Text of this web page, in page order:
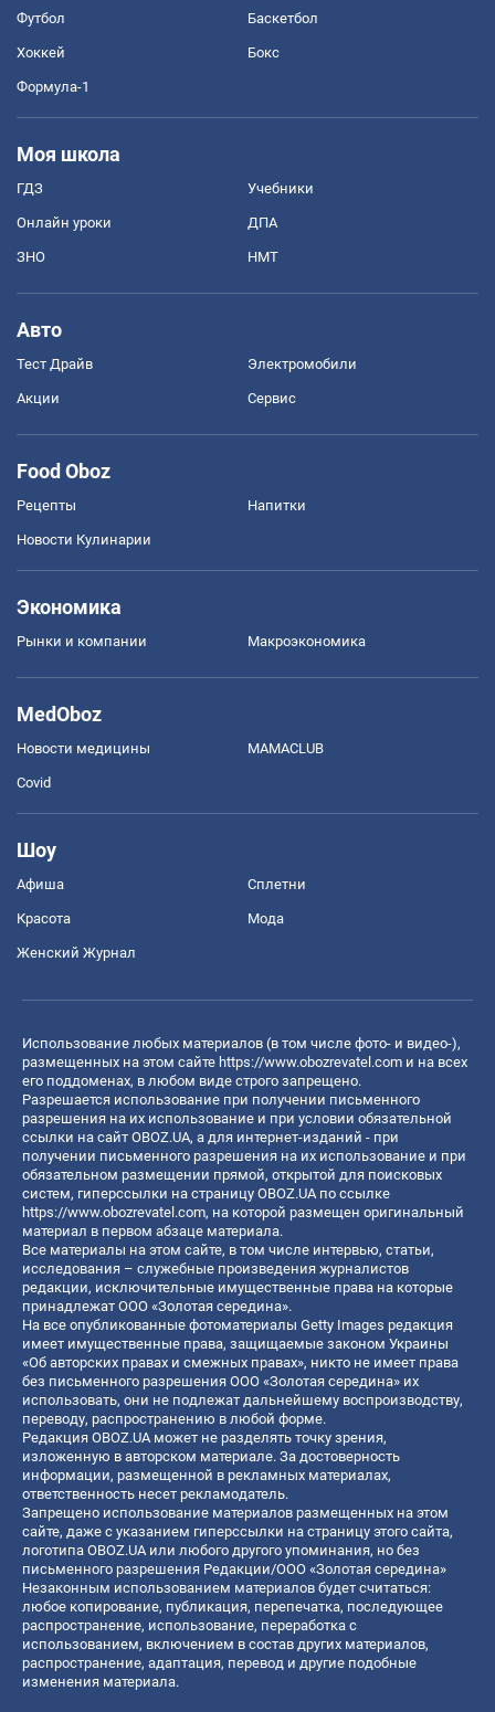
Футбол Баскетбол
Хоккей Бокс
Формула-1
Моя школа
ГДЗ Учебники
Онлайн уроки ДПА
ЗНО НМТ
Авто
Тест Драйв Электромобили
Акции Сервис
Food Oboz
Рецепты Напитки
Новости Кулинарии
Экономика
Рынки и компании Mакроэкономика
MedOboz
Новости медицины MAMACLUB
Covid
Шоу
Афиша Сплетни
Красота Мода
Женский Журнал
Использование любых материалов (в том числе фото- и видео-),
размещенных на этом сайте https://www.obozrevatel.com и на всех
его поддоменах, в любом виде строго запрещено.
Разрешается использование при получении письменного
разрешения на их использование и при условии обязательной
ссылки на сайт OBOZ.UA, а для интернет-изданий - при
получении письменного разрешения на их использование и при
обязательном размещении прямой, открытой для поисковых
систем, гиперссылки на страницу OBOZ.UA по ссылке
https://www.obozrevatel.com, на которой размещен оригинальный
материал в первом абзаце материала.
Все материалы на этом сайте, в том числе интервью, статьи,
исследования – служебные произведения журналистов
редакции, исключительные имущественные права на которые
принадлежат ООО «Золотая середина».
На все опубликованные фотоматериалы Getty Images редакция
имеет имущественные права, защищаемые законом Украины
«Об авторских правах и смежных правах», никто не имеет права
без письменного разрешения ООО «Золотая середина» их
использовать, они не подлежат дальнейшему воспроизводству,
переводу, распространению в любой форме.
Редакция OBOZ.UA может не разделять точку зрения,
изложенную в авторском материале. За достоверность
информации, размещенной в рекламных материалах,
ответственность несет рекламодатель.
Запрещено использование материалов размещенных на этом
сайте, даже с указанием гиперссылки на страницу этого сайта,
логотипа OBOZ.UA или любого другого упоминания, но без
письменного разрешения Редакции/ООО «Золотая середина»
Незаконным использованием материалов будет считаться:
любое копирование, публикация, перепечатка, последующее
распространение, использование, переработка с
использованием, включением в состав других материалов,
распространение, адаптация, перевод и другие подобные
изменения материала.